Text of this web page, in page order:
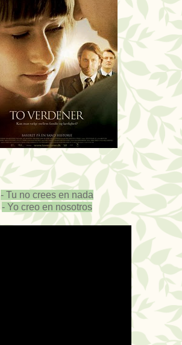
- Tu no crees en nada
- Yo creo en nosotros